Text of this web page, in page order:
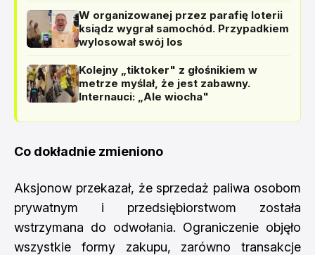
W organizowanej przez parafię loterii
ksiądz wygrał samochód. Przypadkiem
wylosował swój los
Kolejny „tiktoker" z głośnikiem w
metrze myślał, że jest zabawny.
Internauci: „Ale wiocha"
Co dokładnie zmieniono
Aksjonow przekazał, że sprzedaż paliwa osobom
prywatnym i przedsiębiorstwom została
wstrzymana do odwołania. Ograniczenie objęło
wszystkie formy zakupu, zarówno transakcje